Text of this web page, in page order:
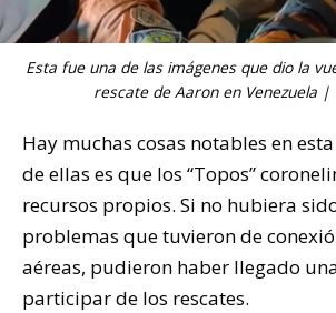
Esta fue una de las imágenes que dio la
rescate de Aaron en Venezuela |
Hay muchas cosas notables en
de ellas es que los “Topos”
recursos propios. Si no hubiera
problemas que tuvieron de
aéreas, pudieron haber llegado
participar de los rescates.